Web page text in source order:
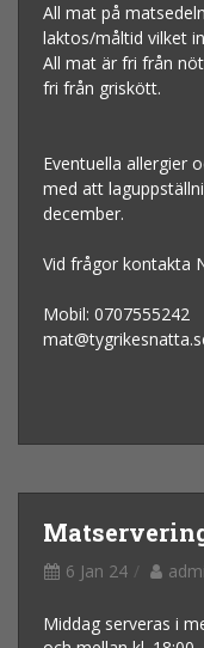
All mat på
laktos/måltid vilket
All mat är fri från
fri från griskött.
Eventuella allergier
med att
december.
Vid frågor kontakta
Mobil: 0707555242
6 Jan 24
Middag serveras i